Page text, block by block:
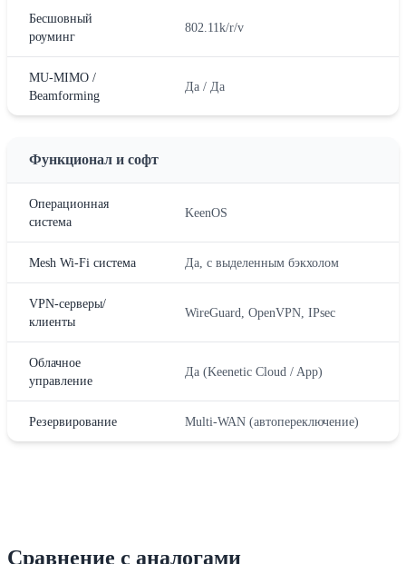
Бесшовный
роуминг
802.11k/r/v
MU-MIMO /
Beamforming
Да / Да
Функционал и софт
Операционная
система
KeenOS
Mesh Wi-Fi система Да, с выделенным бэкхолом
VPN-серверы/
клиенты
WireGuard, OpenVPN, IPsec
Облачное
управление
Да (Keenetic Cloud / App)
Резервирование Multi-WAN (автопереключение)
Сравнение с аналогами